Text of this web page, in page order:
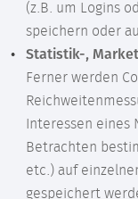
(z.B. um Logins
speichern oder
Statistik-,
Ferner werden
Interessen eines
Betrachten
etc.) auf
gespeichert